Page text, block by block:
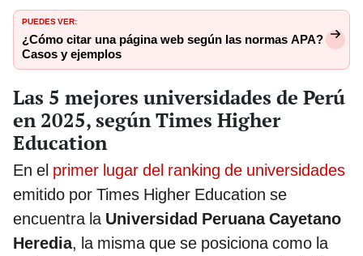
PUEDES VER:
¿Cómo citar una página web según las normas APA?
Casos y ejemplos
Las 5 mejores universidades de Perú
en 2025, según Times Higher
Education
En el primer lugar del ranking de universidades
emitido por Times Higher Education se
encuentra la Universidad Peruana Cayetano
Heredia, la misma que se posiciona como la